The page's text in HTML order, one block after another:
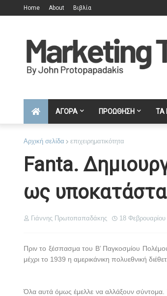
Home About Βιβλία
ΑΓΟΡΑ ΠΡΟΩΘΗΣΗ ΤΑ
Αρχική σελίδα επιχειρηματικότητα
Fanta.
ως
Γιάννης Πρωτοπαπαδάκης 18 Φεβρουαρίου
Πριν το ξέσπασμα του Β’ Παγκοσμίου
μέχρι το 1939 η αμερικάνικη πολυεθνική
Όλα αυτά όμως έμελλε να αλλάξουν